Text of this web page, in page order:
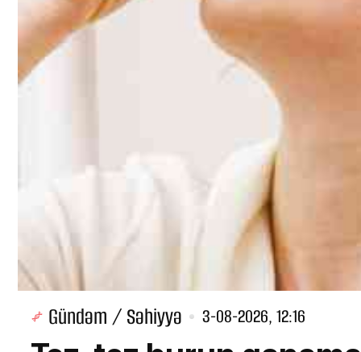
Gündəm / Səhiyyə 3-08-2026, 12:16